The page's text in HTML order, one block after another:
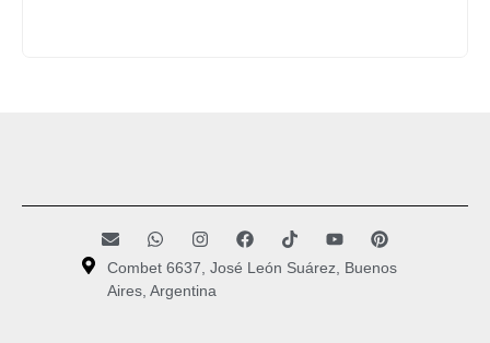
Combet 6637, José León Suárez, Buenos
Aires, Argentina